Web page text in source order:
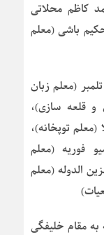
کاظم محلاتی
باشی (معلم
(معلم زبان
و قلعه سازی)،
توپخانه)،
فوریه (معلم
الدوله (معلم
به مقام خلیفگی